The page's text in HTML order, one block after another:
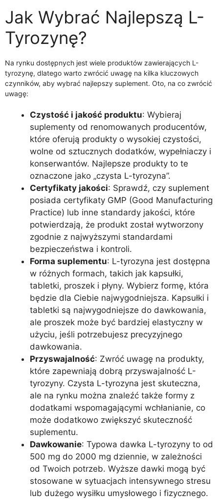
Jak Wybrać Najlepszą L-
Tyrozynę?
Na rynku dostępnych jest wiele produktów zawierających L-
tyrozynę, dlatego warto zwrócić uwagę na kilka kluczowych
czynników, aby wybrać najlepszy suplement. Oto, na co zwrócić
uwagę:
Czystość i jakość produktu: Wybieraj
suplementy od renomowanych producentów,
które oferują produkty o wysokiej czystości,
wolne od sztucznych dodatków, wypełniaczy i
konserwantów. Najlepsze produkty to te
oznaczone jako „czysta L-tyrozyna”.
Certyfikaty jakości: Sprawdź, czy suplement
posiada certyfikaty GMP (Good Manufacturing
Practice) lub inne standardy jakości, które
potwierdzają, że produkt został wytworzony
zgodnie z najwyższymi standardami
bezpieczeństwa i kontroli.
Forma suplementu: L-tyrozyna jest dostępna
w różnych formach, takich jak kapsułki,
tabletki, proszek i płyny. Wybierz formę, która
będzie dla Ciebie najwygodniejsza. Kapsułki i
tabletki są najwygodniejsze do dawkowania,
ale proszek może być bardziej elastyczny w
użyciu, jeśli potrzebujesz precyzyjnego
dawkowania.
Przyswajalność: Zwróć uwagę na produkty,
które zapewniają dobrą przyswajalność L-
tyrozyny. Czysta L-tyrozyna jest skuteczna,
ale na rynku można znaleźć także formy z
dodatkami wspomagającymi wchłanianie, co
może dodatkowo zwiększyć skuteczność
suplementu.
Dawkowanie: Typowa dawka L-tyrozyny to od
500 mg do 2000 mg dziennie, w zależności
od Twoich potrzeb. Wyższe dawki mogą być
stosowane w sytuacjach intensywnego stresu
lub dużego wysiłku umysłowego i fizycznego.